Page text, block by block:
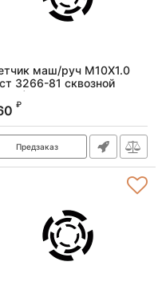
маш/руч M10X1.0
3266-81 сквозной
₽
Предзаказ